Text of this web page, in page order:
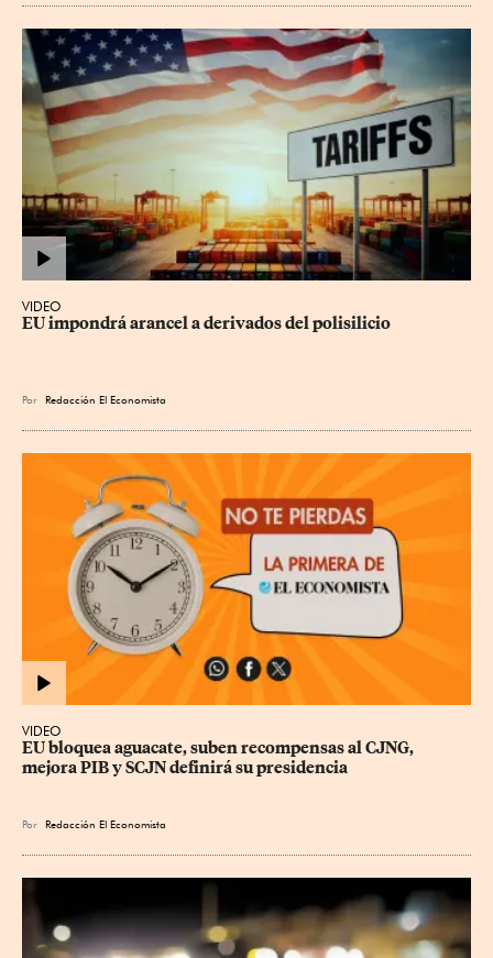
VIDEO
EU impondrá arancel a derivados del polisilicio
Por Redacción El Economista
VIDEO
EU bloquea aguacate, suben recompensas al CJNG,
mejora PIB y SCJN definirá su presidencia
Por Redacción El Economista